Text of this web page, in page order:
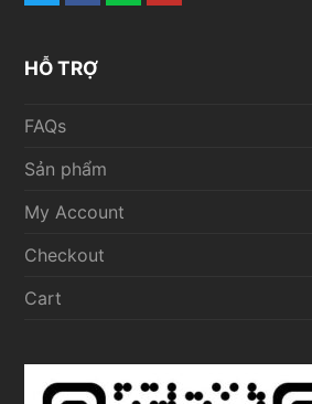
HỖ TRỢ
FAQs
Sản phẩm
My Account
Checkout
Cart